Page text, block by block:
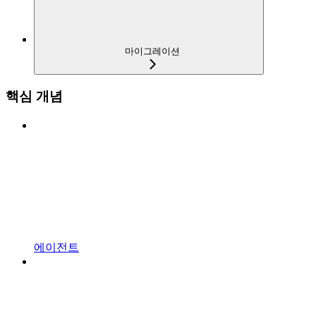
마이그레이션
핵심 개념
에이전트